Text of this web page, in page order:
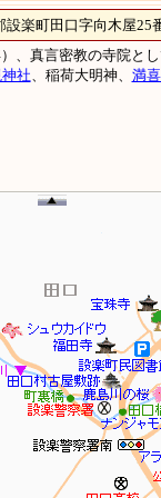
町田口字向木屋25
、真言密教の寺院
社、稲荷大明神、 満